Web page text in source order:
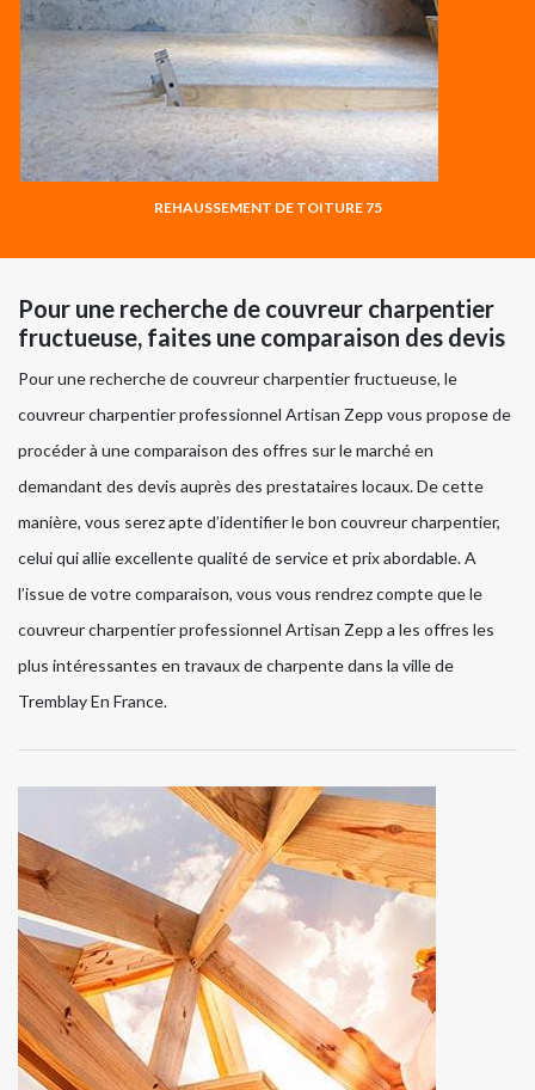
REHAUSSEMENT DE TOITURE 75
Pour une recherche de couvreur charpentier
fructueuse, faites une comparaison des devis
Pour une recherche de couvreur charpentier fructueuse, le
couvreur charpentier professionnel Artisan Zepp vous propose de
procéder à une comparaison des offres sur le marché en
demandant des devis auprès des prestataires locaux. De cette
manière, vous serez apte d’identifier le bon couvreur charpentier,
celui qui allie excellente qualité de service et prix abordable. A
l’issue de votre comparaison, vous vous rendrez compte que le
couvreur charpentier professionnel Artisan Zepp a les offres les
plus intéressantes en travaux de charpente dans la ville de
Tremblay En France.